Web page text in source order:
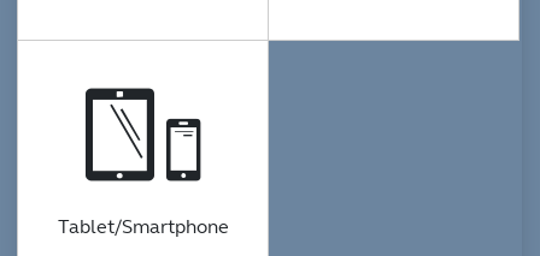
Tablet/Smartphone